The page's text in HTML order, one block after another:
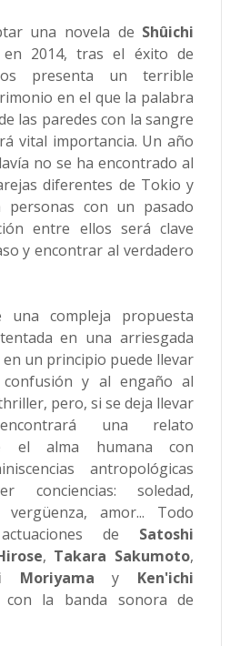
una novela de Shûichi
en 2014, tras el éxito de
presenta un terrible
en el que la palabra
las paredes con la sangre
vital importancia. Un año
no se ha encontrado al
diferentes de Tokio y
personas con un pasado
entre ellos será clave
y encontrar al verdadero
compleja propuesta
en una arriesgada
un principio puede llevar
y al engaño al
pero, si se deja llevar
una relato
el alma humana con
antropológicas
conciencias: soledad,
vergüenza, amor... Todo
de Satoshi
, Takara Sakumoto,
Moriyama y Ken'ichi
la banda sonora de